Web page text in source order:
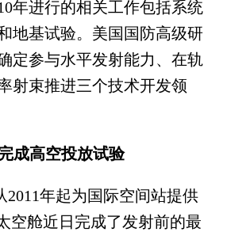
年进行的相关工作包括系统
地基试验。美国国防高级研
定参与水平发射能力、在轨
射束推进三个技术开发领
成高空投放试验
2011年起为国际空间站提供
空舱近日完成了发射前的最